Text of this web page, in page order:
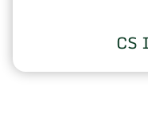
CS